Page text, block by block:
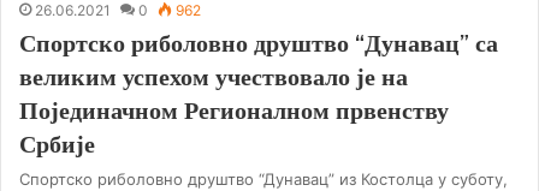
26.06.2021 0 962
Спортско риболовно друштво “Дунавац” са
великим успехом учествовало је на
Појединачном Регионалном првенству
Србије
Спортско риболовно друштво “Дунавац” из Костолца у суботу,